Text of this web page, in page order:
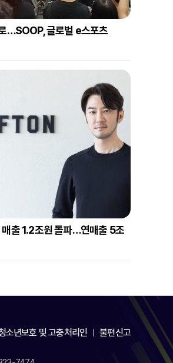
…SOOP, 글로벌 e스포츠
출 1.2조원 돌파…연매출 5조
소년보호 및 고충처리인 불편신고